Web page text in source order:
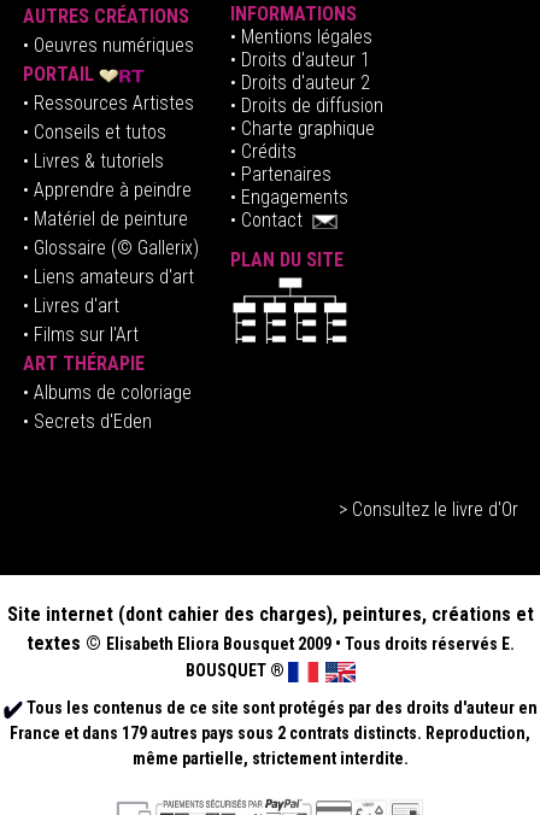
AUTRES CRÉATIONS
• Oeuvres numériques
PORTAIL
• Ressources Artistes
• Conseils et tutos
• Livres & tutoriels
• Apprendre à peindre
• Matériel de peinture
• Glossaire (© Gallerix)
• Liens amateurs d'art
• Livres d'art
• Films sur l'Art
ART THÉRAPIE
• Albums de coloriage
• Secrets d'Eden
INFORMATIONS
• Mentions légales
• Droits d'auteur1
• Droits d'auteur 2
• Droits de diffusion
• Charte graphique
• Crédits
• Partenaires
• Engagements
• Contact
PLAN DU SITE
> Consultez le livre d'Or
Site internet (dont cahier des charges), peintures, créations et
textes © Elisabeth Eliora Bousquet 2009 • Tous droits réservés E.
BOUSQUET ®
Tous les contenus de ce site sont protégés par des droits d'auteur en
France et dans 179 autres pays sous 2 contrats distincts. Reproduction,
même partielle, strictement interdite.